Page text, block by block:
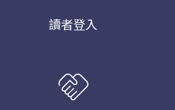
讀者登入
handshake